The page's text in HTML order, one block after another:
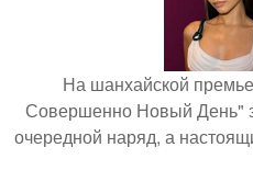
На шанхайской
Совершенно Новый День"
очередной наряд, а